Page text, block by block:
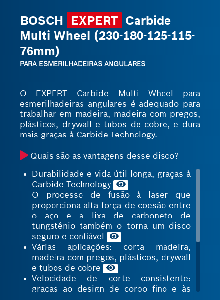
BOSCH EXPERT Carbide
Multi Wheel (230-180-125-115-
76mm)
PARA ESMERILHADEIRAS ANGULARES
O EXPERT Carbide Multi Wheel para
esmerilhadeiras angulares é adequado para
trabalhar em madeira, madeira com pregos,
plásticos, drywall e tubos de cobre, e dura
mais graças à Carbide Technology.
Quais são as vantagens desse disco?
Durabilidade e vida útil longa, graças à
Carbide Technology
O processo de fusão à laser que
proporciona alta força de coesão entre
o aço e a lixa de carboneto de
tungstênio também o torna um disco
seguro e confiável
Várias aplicações: corta madeira,
madeira com pregos, plásticos, drywall
e tubos de cobre
Velocidade de corte consistente:
graças ao design de corpo fino e às